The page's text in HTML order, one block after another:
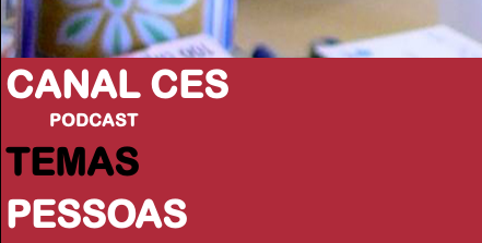
CANAL CES
PODCAST
TEMAS
PESSOAS